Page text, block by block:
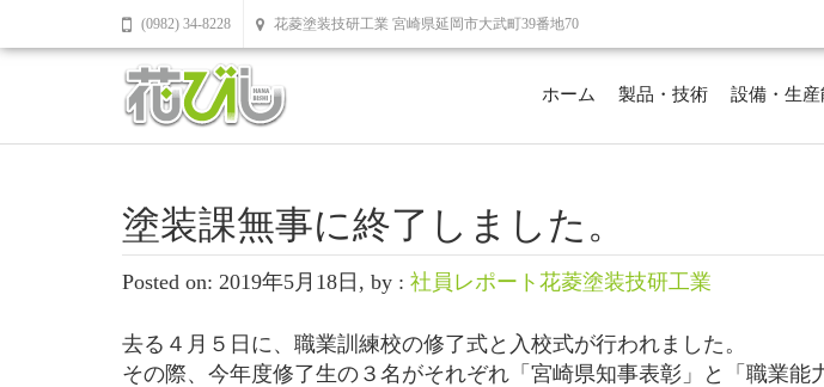
(0982) 34-8228 花菱塗装技研工業 宮崎県延岡市大武町39番地70
ホーム 製品・技術 設備・生産
塗装課無事に終了しました。
Posted on: 2019年5月18日, by : 社員レポート花菱塗装技研工業
去る４月５日に、職業訓練校の修了式と入校式が行われました。
その際、今年度修了生の３名がそれぞれ「宮崎県知事表彰」と「職業能